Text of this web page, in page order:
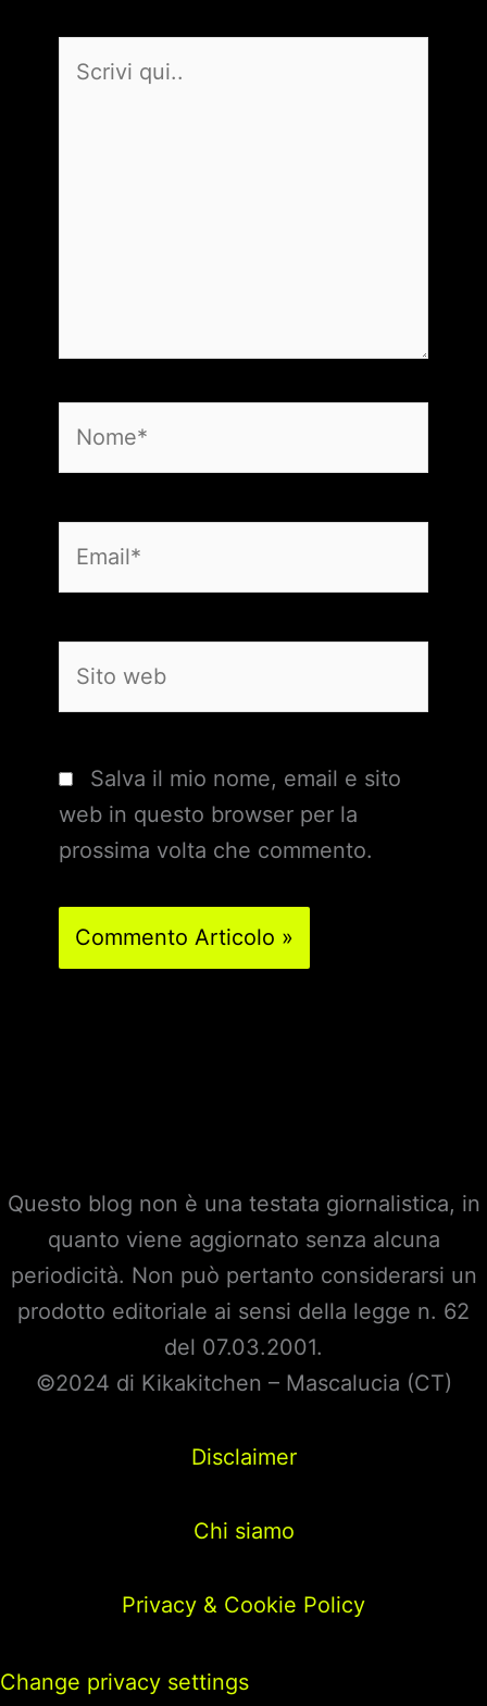
qui..
web
Salva il mio nome, email e sito
web in questo browser per la
prossima volta che commento.
Questo blog non è una testata giornalistica, in
quanto viene aggiornato senza alcuna
periodicità. Non può pertanto considerarsi un
prodotto editoriale ai sensi della legge n. 62
del 07.03.2001.
©2024 di Kikakitchen – Mascalucia (CT)
Disclaimer
Chi siamo
Privacy & Cookie Policy
Change privacy settings